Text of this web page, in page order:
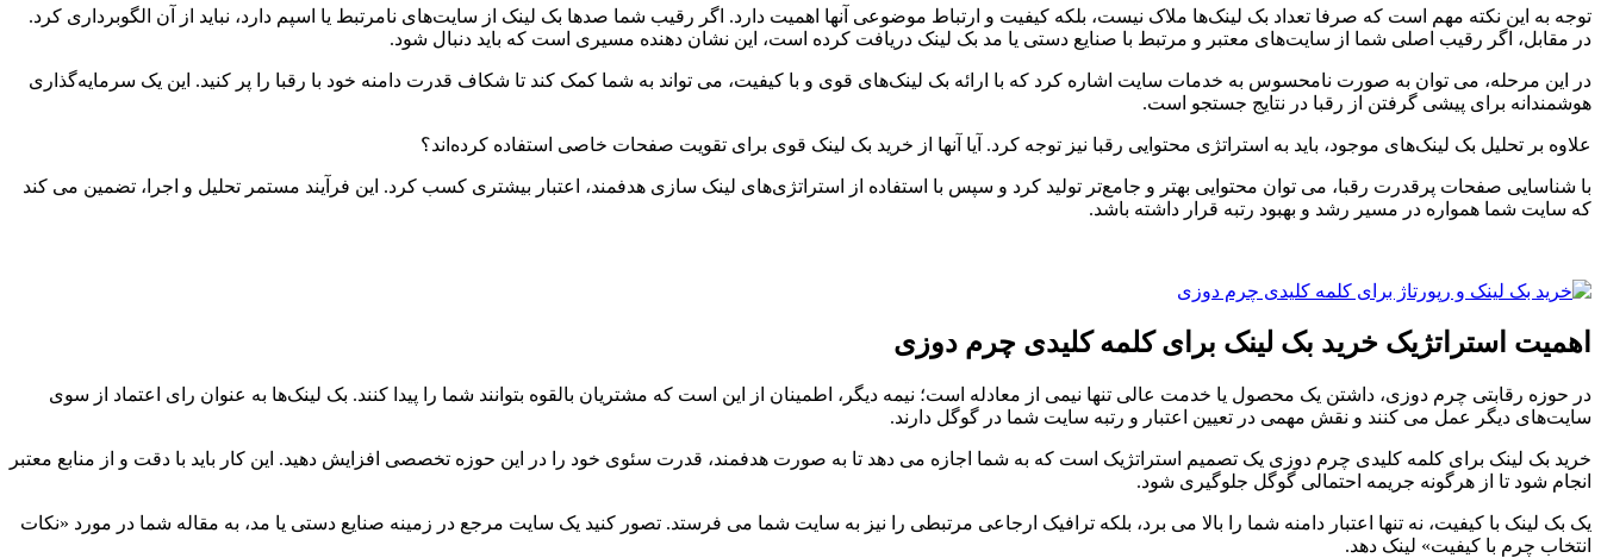
توجه به این نکته مهم است که صرفا تعداد بک لینک‌ها ملاک نیست، بلکه کیفیت و ارتباط موضوعی آنها اهمیت دارد. اگر رقیب شما صدها بک لینک از سایت‌های نامرتبط یا اسپم دارد، نباید از آن الگوبرداری کرد.
در مقابل، اگر رقیب اصلی شما از سایت‌های معتبر و مرتبط با صنایع دستی یا مد بک لینک دریافت کرده است، این نشان دهنده مسیری است که باید دنبال شود.
در این مرحله، می توان به صورت نامحسوس به خدمات سایت اشاره کرد که با ارائه بک لینک‌های قوی و با کیفیت، می تواند به شما کمک کند تا شکاف قدرت دامنه خود با رقبا را پر کنید. این یک سرمایه‌گذاری
هوشمندانه برای پیشی گرفتن از رقبا در نتایج جستجو است.
علاوه بر تحلیل بک لینک‌های موجود، باید به استراتژی محتوایی رقبا نیز توجه کرد. آیا آنها از خرید بک لینک قوی برای تقویت صفحات خاصی استفاده کرده‌اند؟
با شناسایی صفحات پرقدرت رقبا، می توان محتوایی بهتر و جامع‌تر تولید کرد و سپس با استفاده از استراتژی‌های لینک سازی هدفمند، اعتبار بیشتری کسب کرد. این فرآیند مستمر تحلیل و اجرا، تضمین می کند
که سایت شما همواره در مسیر رشد و بهبود رتبه قرار داشته باشد.
اهمیت استراتژیک خرید بک لینک برای کلمه کلیدی چرم دوزی
در حوزه رقابتی چرم دوزی، داشتن یک محصول یا خدمت عالی تنها نیمی از معادله است؛ نیمه دیگر، اطمینان از این است که مشتریان بالقوه بتوانند شما را پیدا کنند. بک لینک‌ها به عنوان رای اعتماد از سوی
سایت‌های دیگر عمل می کنند و نقش مهمی در تعیین اعتبار و رتبه سایت شما در گوگل دارند.
خرید بک لینک برای کلمه کلیدی چرم دوزی یک تصمیم استراتژیک است که به شما اجازه می دهد تا به صورت هدفمند، قدرت سئوی خود را در این حوزه تخصصی افزایش دهید. این کار باید با دقت و از منابع معتبر
انجام شود تا از هرگونه جریمه احتمالی گوگل جلوگیری شود.
یک بک لینک با کیفیت، نه تنها اعتبار دامنه شما را بالا می برد، بلکه ترافیک ارجاعی مرتبطی را نیز به سایت شما می فرستد. تصور کنید یک سایت مرجع در زمینه صنایع دستی یا مد، به مقاله شما در مورد «نکات
انتخاب چرم با کیفیت» لینک دهد.